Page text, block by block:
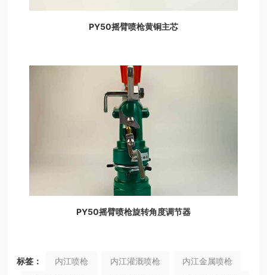
PY50摇臂喷枪黄铜主芯
PY50摇臂喷枪旋转角度调节器
标签： 内江喷枪 内江灌溉喷枪
内江金属喷枪